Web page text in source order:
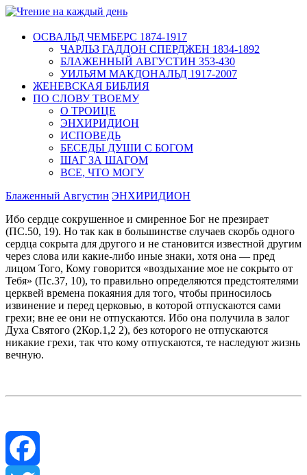
ОСВАЛЬД ЧЕМБЕРС 1874-1917
ЧАРЛЬЗ ГАДДОН СПЕРДЖЕН 1834-1892
БЛАЖЕННЫЙ АВГУСТИН 353-430
УИЛЬЯМ МАКДОНАЛЬД 1917-2007
ЖЕНЕВСКАЯ БИБЛИЯ
ПО СЛОВУ ТВОЕМУ
О ТРОИЦЕ
ЭНХИРИДИОН
ИСПОВЕДЬ
БЕСЕДЫ ДУШИ С БОГОМ
ШАГ ЗА ШАГОМ
ВСЕ, ЧТО МОГУ
Блаженный Августин ЭНХИРИДИОН
Ибо сердце сокрушенное и смиренное Бог не презирает
(ПС.50, 19). Но так как в большинстве случаев скорбь одного
сердца сокрыта для другого и не становится известной другим
через слова или какие-либо иные знаки, хотя она — пред
лицом Того, Кому говорится «воздыхание мое не сокрыто от
Тебя» (Пс.37, 10), то правильно определяются предстоятелями
церквей времена покаяния для того, чтобы приносилось
извинение и перед церковью, в которой отпускаются сами
грехи; вне ее они не отпускаются. Ибо она получила в залог
Духа Святого (2Кор.1,2 2), без которого не отпускаются
никакие грехи, так что кому отпускаются, те наследуют жизнь
вечную.